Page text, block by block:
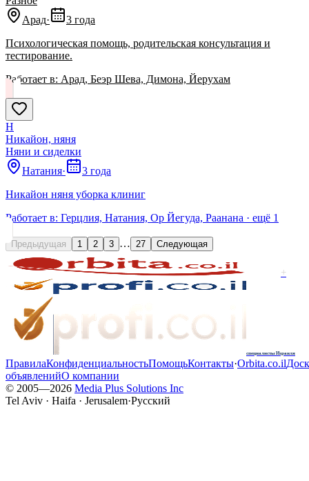
Арад·
3 года
Психологическая помощь, родительская консультация и
тестирование.
Работает в: Арад, Беэр Шева, Димона, Йерухам
Н
Никайон, няня
Няни и сиделки
Натания·
3 года
Никайон няня уборка клиниг
Работает в: Герцлия, Натания, Ор Йегуда, Раанана · ещё 1
Предыдущая 1 2 3 … 27 Следующая
+
специалисты Израиля
ПравилаКонфиденциальностьПомощьКонтакты·Orbita.co.il
объявленийО компании
© 2005—2026 Media Plus Solutions Inc
Tel Aviv · Haifa · Jerusalem·Русский